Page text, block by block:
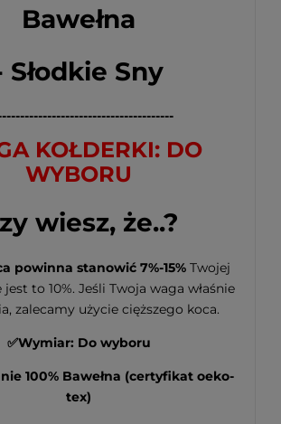
Bawełna
Słodkie Sny
KOŁDERKI: DO
WYBORU
wiesz, że..?
powinna stanowić 7%-15% Twojej
to 10%. Jeśli Twoja waga właśnie
zalecamy użycie cięższego koca.
✅Wymiar: Do wyboru
100% Bawełna (certyfikat oeko-
tex)